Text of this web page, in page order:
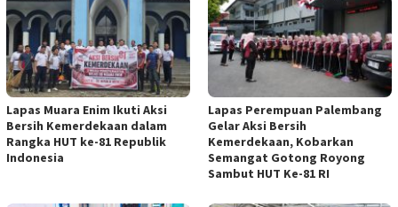
Lapas Muara Enim Ikuti Aksi
Bersih Kemerdekaan dalam
Rangka HUT ke-81 Republik
Indonesia
Lapas Perempuan Palembang
Gelar Aksi Bersih
Kemerdekaan, Kobarkan
Semangat Gotong Royong
Sambut HUT Ke-81 RI